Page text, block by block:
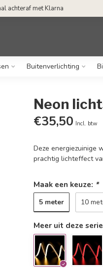
achteraf met Klarna
Buitenverlichting
Neon
€35,50 Incl. btw
Deze energiezuinige
prachtig lichteffect
Maak een keuze: *
5 meter 10
Meer uit deze serie